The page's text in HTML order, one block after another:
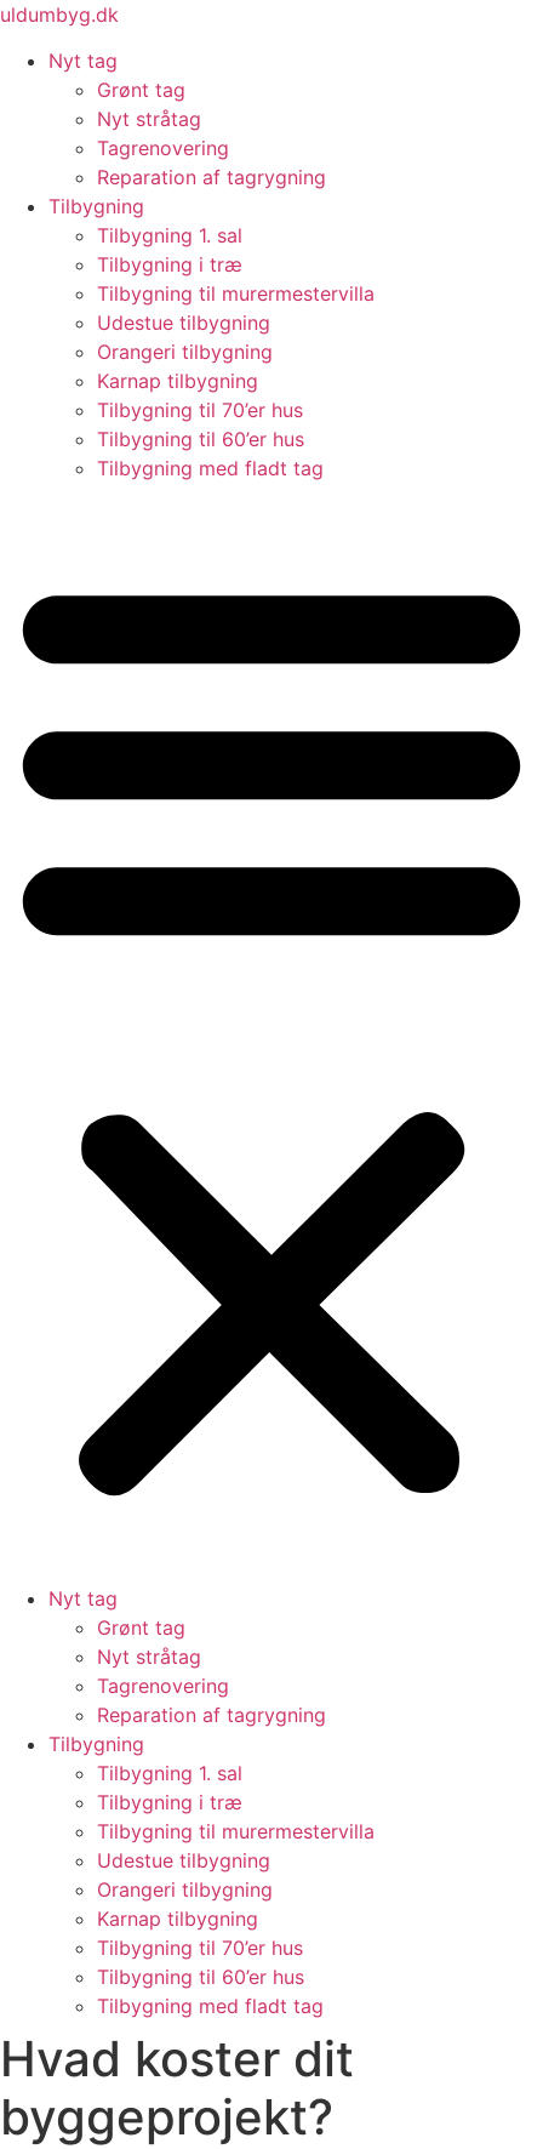
Videre
indhold
uldumbyg.dk
Nyt tag
Grønt tag
Nyt stråtag
Tagrenovering
Reparation af tagrygning
Tilbygning
Tilbygning 1. sal
Tilbygning i træ
Tilbygning til murermestervilla
Udestue tilbygning
Orangeri tilbygning
Karnap tilbygning
Tilbygning til 70’er hus
Tilbygning til 60’er hus
Tilbygning med fladt tag
Nyt tag
Grønt tag
Nyt stråtag
Tagrenovering
Reparation af tagrygning
Tilbygning
Tilbygning 1. sal
Tilbygning i træ
Tilbygning til murermestervilla
Udestue tilbygning
Orangeri tilbygning
Karnap tilbygning
Tilbygning til 70’er hus
Tilbygning til 60’er hus
Tilbygning med fladt tag
Hvad koster dit
byggeprojekt?